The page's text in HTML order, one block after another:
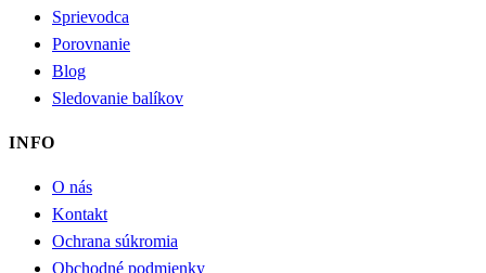
Sprievodca
Porovnanie
Blog
Sledovanie balíkov
INFO
O nás
Kontakt
Ochrana súkromia
Obchodné podmienky